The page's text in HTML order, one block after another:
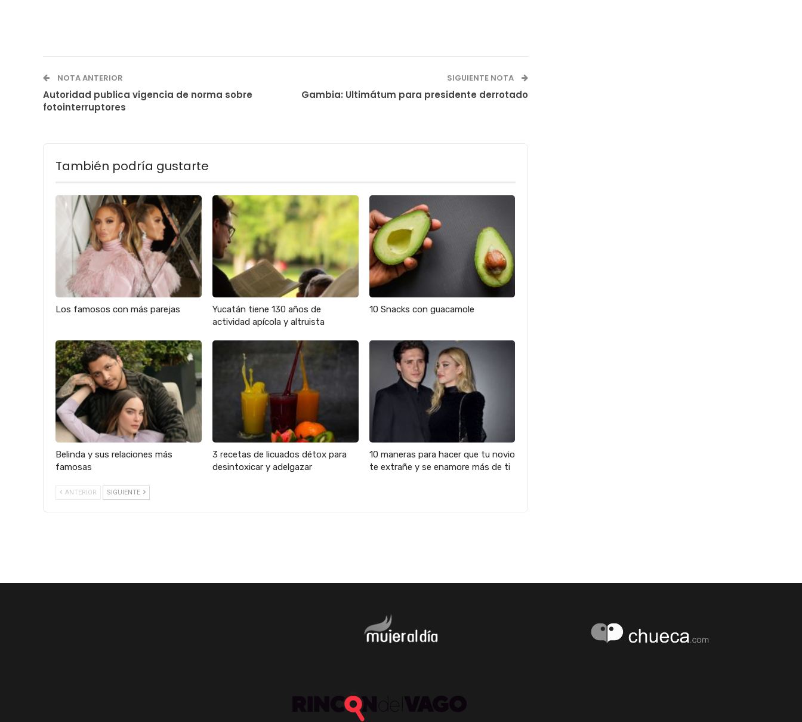
NOTA ANTERIOR
Autoridad publica vigencia de norma sobre
fotointerruptores
SIGUIENTE NOTA
Gambia: Ultimátum para presidente derrotado
También podría gustarte
Los famosos con más parejas
Yucatán tiene 130 años de
actividad apícola y altruista
10 Snacks con guacamole
Belinda y sus relaciones más
famosas
3 recetas de licuados détox para
desintoxicar y adelgazar
10 maneras para hacer que tu novio
te extrañe y se enamore más de ti
ANTERIOR SIGUIENTE